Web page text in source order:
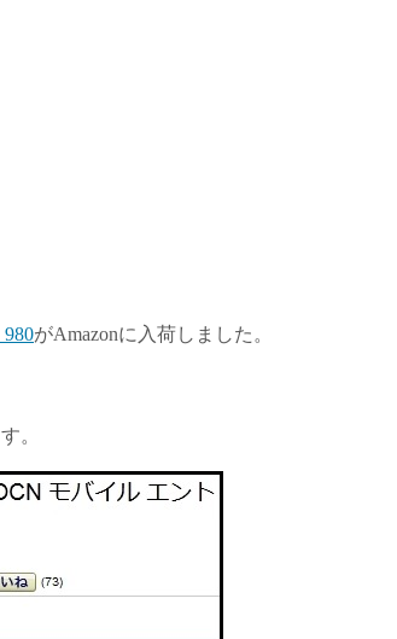
がAmazonに入荷しました。
。